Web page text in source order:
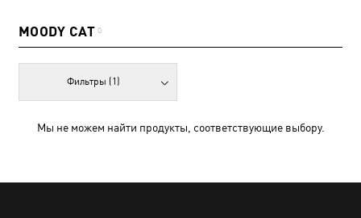
MOODY CAT 0
Фильтры (1)
Мы не можем найти продукты, соответствующие выбору.